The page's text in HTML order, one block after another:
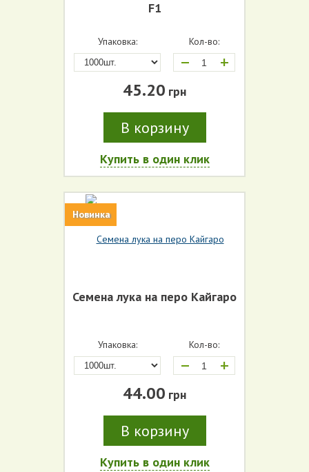
Производитель (все)
Срок созревания (все)
F1
Упаковка: Кол-во:
+
45.20 грн
В корзину
Купить в один клик
Новинка
Семена лука на перо Кайгаро
Упаковка: Кол-во:
+
44.00 грн
В корзину
Купить в один клик